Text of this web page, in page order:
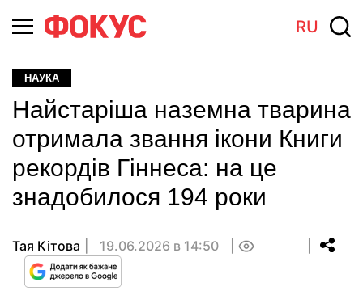
RU
НАУКА
Найстаріша наземна тварина
отримала звання ікони Книги
рекордів Гіннеса: на це
знадобилося 194 роки
Тая Кітова 19.06.2026 в 14:50